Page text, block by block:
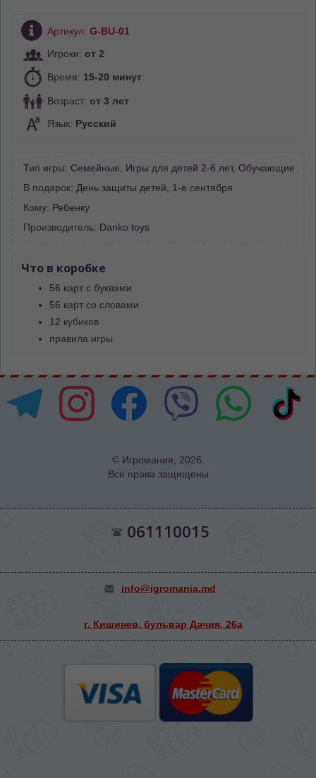
Артикул: G-BU-01
Игроки: от 2
Время: 15-20 минут
Возраст: от 3 лет
Язык: Русский
Тип игры: Семейные Игры для детей 2-6 лет, Обучающие
В подарок: День защиты детей
1-е сентября
Кому: Ребенку
Производитель: Danko toys
Что в коробке
56 карт с буквами
56 карт со словами
12 кубиков
правила игры
© Игромания, 2026.
Все права защищены
061110015
info@igromania.md
г. Кишинев, бульвар Дачия, 26а